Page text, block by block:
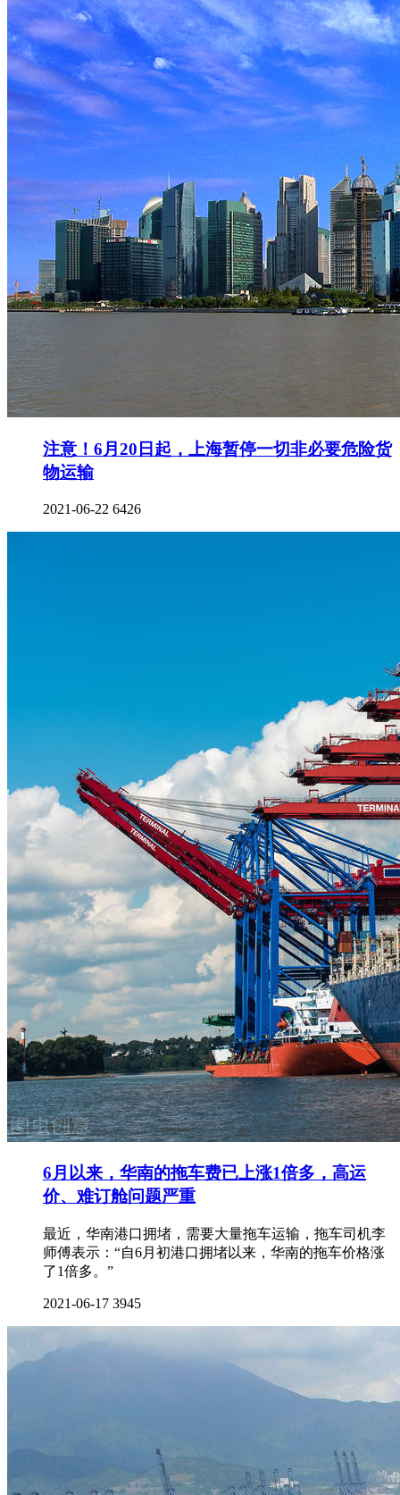
注意！6月20日起，上海暂停一切非必要危险货
物运输
2021-06-22 6426
6月以来，华南的拖车费已上涨1倍多，高运
价、难订舱问题严重
最近，华南港口拥堵，需要大量拖车运输，拖车司机李
师傅表示：“自6月初港口拥堵以来，华南的拖车价格涨
了1倍多。”
2021-06-17 3945